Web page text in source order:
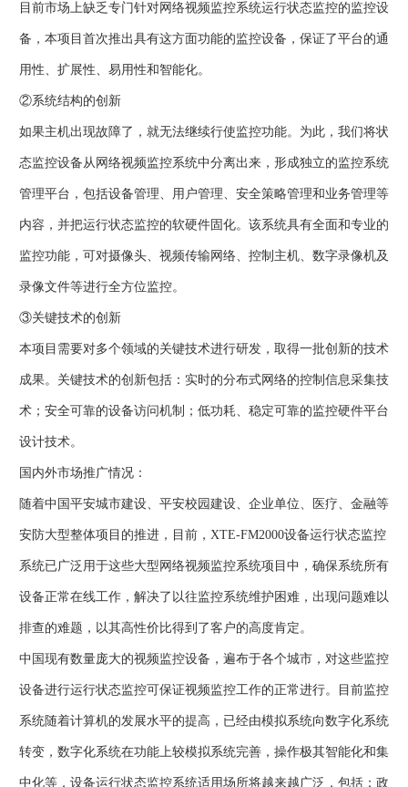
目前市场上缺乏专门针对网络视频监控系统运行状态监控的监控设
备，本项目首次推出具有这方面功能的监控设备，保证了平台的通
用性、扩展性、易用性和智能化。
②系统结构的创新
如果主机出现故障了，就无法继续行使监控功能。为此，我们将状
态监控设备从网络视频监控系统中分离出来，形成独立的监控系统
管理平台，包括设备管理、用户管理、安全策略管理和业务管理等
内容，并把运行状态监控的软硬件固化。该系统具有全面和专业的
监控功能，可对摄像头、视频传输网络、控制主机、数字录像机及
录像文件等进行全方位监控。
③关键技术的创新
本项目需要对多个领域的关键技术进行研发，取得一批创新的技术
成果。关键技术的创新包括：实时的分布式网络的控制信息采集技
术；安全可靠的设备访问机制；低功耗、稳定可靠的监控硬件平台
设计技术。
国内外市场推广情况：
随着中国平安城市建设、平安校园建设、企业单位、医疗、金融等
安防大型整体项目的推进，目前，XTE-FM2000设备运行状态监控
系统已广泛用于这些大型网络视频监控系统项目中，确保系统所有
设备正常在线工作，解决了以往监控系统维护困难，出现问题难以
排查的难题，以其高性价比得到了客户的高度肯定。
中国现有数量庞大的视频监控设备，遍布于各个城市，对这些监控
设备进行运行状态监控可保证视频监控工作的正常进行。目前监控
系统随着计算机的发展水平的提高，已经由模拟系统向数字化系统
转变，数字化系统在功能上较模拟系统完善，操作极其智能化和集
中化等，设备运行状态监控系统适用场所将越来越广泛，包括：政